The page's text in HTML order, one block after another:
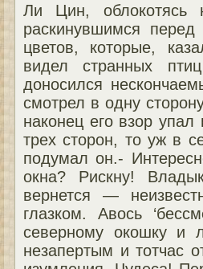
Ли Цин, облокотясь
раскинувшимся
цветов, которые,
видел странных
доносился
смотрел в одну
наконец его взор
трех сторон, то уж в
подумал он.-
окна? Рискну!
вернется —
глазком. Авось
северному окошку и
незапертым и тотчас